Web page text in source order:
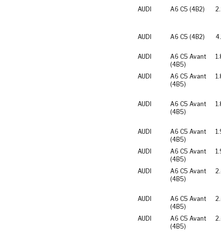
AUDI A6 C5 (4B2)
AUDI A6 C5 (4B2)
AUDI
A6 C5 Avant
(4B5)
AUDI
A6 C5 Avant
(4B5)
AUDI
A6 C5 Avant
(4B5)
AUDI
A6 C5 Avant
(4B5)
AUDI
A6 C5 Avant
(4B5)
AUDI
A6 C5 Avant
(4B5)
AUDI
A6 C5 Avant
(4B5)
AUDI
A6 C5 Avant
(4B5)